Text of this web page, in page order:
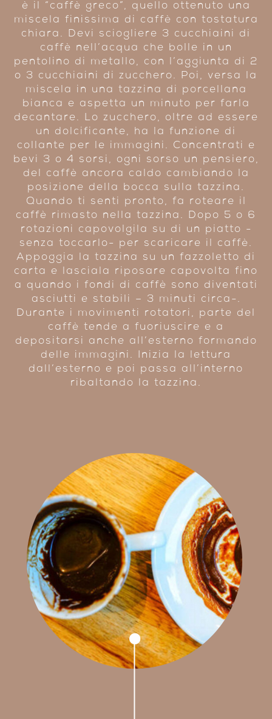
è il “caffè greco”, quello ottenuto una
miscela finissima di caffè con tostatura
chiara. Devi sciogliere 3 cucchiaini di
caffè nell’acqua che bolle in un
pentolino di metallo, con l’aggiunta di 2
o 3 cucchiaini di zucchero. Poi, versa la
miscela in una tazzina di porcellana
bianca e aspetta un minuto per farla
decantare. Lo zucchero, oltre ad essere
un dolcificante, ha la funzione di
collante per le immagini. Concentrati e
bevi 3 o 4 sorsi, ogni sorso un pensiero,
del caffè ancora caldo cambiando la
posizione della bocca sulla tazzina.
Quando ti senti pronto, fa roteare il
caffè rimasto nella tazzina. Dopo 5 o 6
rotazioni capovolgila su di un piatto -
senza toccarlo- per scaricare il caffè.
Appoggia la tazzina su un fazzoletto di
carta e lasciala riposare capovolta fino
a quando i fondi di caffè sono diventati
asciutti e stabili – 3 minuti circa-.
Durante i movimenti rotatori, parte del
caffè tende a fuoriuscire e a
depositarsi anche all’esterno formando
delle immagini. Inizia la lettura
dall’esterno e poi passa all’interno
ribaltando la tazzina.